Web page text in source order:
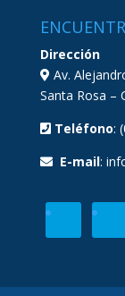
Dirección
Av.
Santa Rosa –
Teléfono:
E-mail: